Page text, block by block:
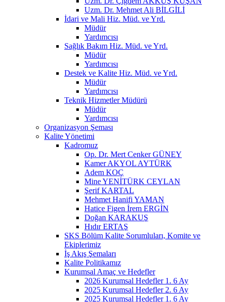
Uzm. Dr. Mehmet Ali BİLGİLİ
İdari ve Mali Hiz. Müd. ve Yrd.
Müdür
Yardımcısı
Sağlık Bakım Hiz. Müd. ve Yrd.
Müdür
Yardımcısı
Destek ve Kalite Hiz. Müd. ve Yrd.
Müdür
Yardımcısı
Teknik Hizmetler Müdürü
Müdür
Yardımcısı
Organizasyon Şeması
Kalite Yönetimi
Kadromuz
Op. Dr. Mert Cenker GÜNEY
Kamer AKYOL AYTÜRK
Adem KOÇ
Mine YENİTÜRK CEYLAN
Şerif KARTAL
Mehmet Hanifi YAMAN
Hatice Figen İrem ERGİN
Doğan KARAKUŞ
Hıdır ERTAŞ
SKS Bölüm Kalite Sorumluları, Komite ve
Ekiplerimiz
İş Akış Şemaları
Kalite Politikamız
Kurumsal Amaç ve Hedefler
2026 Kurumsal Hedefler 1. 6 Ay
2025 Kurumsal Hedefler 2. 6 Ay
2025 Kurumsal Hedefler 1. 6 Ay